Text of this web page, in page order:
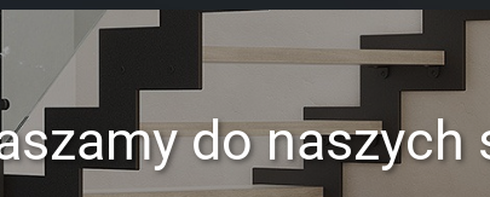
do naszych